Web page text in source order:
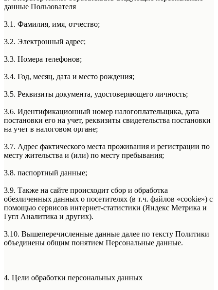
данные Пользователя
3.1. Фамилия, имя, отчество;
3.2. Электронный адрес;
3.3. Номера телефонов;
3.4. Год, месяц, дата и место рождения;
3.5. Реквизиты документа, удостоверяющего личность;
3.6. Идентификационный номер налогоплательщика, дата
постановки его на учет, реквизиты свидетельства постановки
на учет в налоговом органе;
3.7. Адрес фактического места проживания и регистрации по
месту жительства и (или) по месту пребывания;
3.8. паспортный данные;
3.9. Также на сайте происходит сбор и обработка
обезличенных данных о посетителях (в т.ч. файлов «cookie») с
помощью сервисов интернет-статистики (Яндекс Метрика и
Гугл Аналитика и других).
3.10. Вышеперечисленные данные далее по тексту Политики
объединены общим понятием Персональные данные.
4. Цели обработки персональных данных